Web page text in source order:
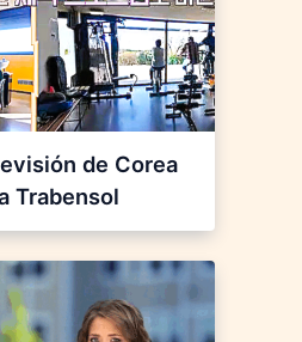
de Corea
Trabensol